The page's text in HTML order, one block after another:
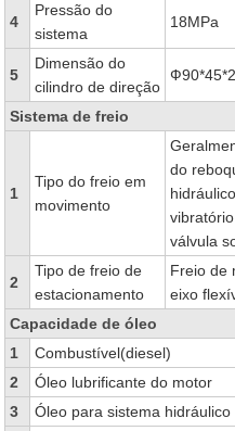
4
Pressão do
sistema
18MPa
5
Dimensão do
cilindro de direção
Sistema de freio
1
Tipo do freio em
movimento
do
válvula
2
Tipo de freio de
estacionamento
Freio de
eixo
Capacidade de óleo
1
Combustível(diesel)
2
Óleo lubrificante do motor
3
Óleo para sistema hidráulico